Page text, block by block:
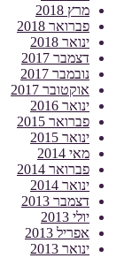
מרץ 2018
פברואר 2018
ינואר 2018
דצמבר 2017
נובמבר 2017
אוקטובר 2017
ינואר 2016
פברואר 2015
ינואר 2015
מאי 2014
פברואר 2014
ינואר 2014
דצמבר 2013
יולי 2013
אפריל 2013
ינואר 2013